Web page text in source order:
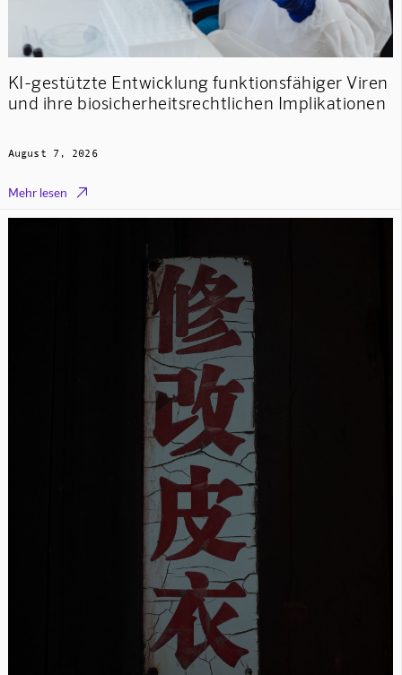
KI-gestützte Entwicklung funktionsfähiger Viren
und ihre biosicherheitsrechtlichen Implikationen
August 7, 2026
Mehr lesen 